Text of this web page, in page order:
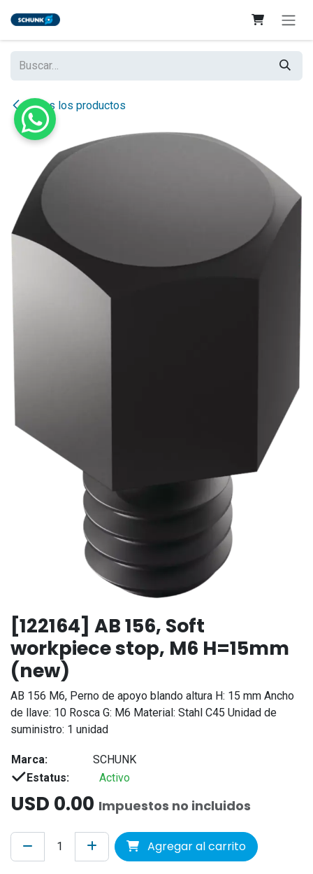
Todos los productos
[122164] AB 156, Soft
workpiece stop, M6 H=15mm
(new)
AB 156 M6, Perno de apoyo blando altura H: 15 mm Ancho
de llave: 10 Rosca G: M6 Material: Stahl C45 Unidad de
suministro: 1 unidad
Marca:
SCHUNK
Estatus:
Activo
USD 0.00 Impuestos no incluidos
Agregar al carrito